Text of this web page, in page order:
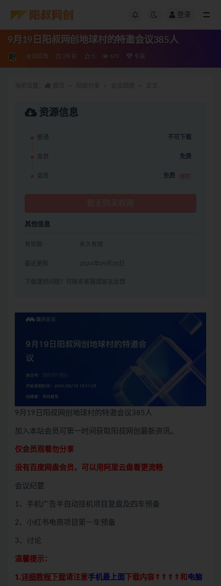
登录
9月19日阳叔网创地球村的特邀会议385人
会议回放 2年前 0 673 专属
资源信息
普通 不可下载
会员 免费
会员 免费 推荐
其他信息
有效期 永久有效
最近更新 2024年09月20日
下载遇到问题？可联系客服或留言反馈
9月19日阳叔网创地球村的特邀会议385人
加入本站会员可第一时间获取阳叔网创最新资讯。
仅会员观看勿分享
没有百度网盘会员，可以用阿里云盘看更流畅
会议纪要
1、手机广告半自动挂机项目复盘及四车预备
2、小红书电商项目第一车预备
3、讨论
温馨提示：
1.详细教程下载请注意手机最上面 下载内容⇑⇑⇑⇑和 电脑